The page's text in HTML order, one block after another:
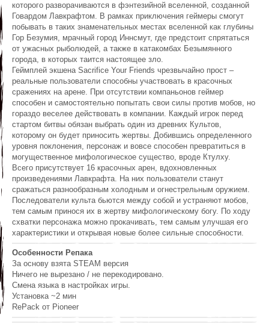
которого разворачиваются в фэнтезийной вселенной, созданной
Говардом Лавкрафтом. В рамках приключения геймеры смогут
побывать в таких знаменательных местах вселенной как глубины
Гор Безумия, мрачный город Иннсмут, где предстоит спрятаться
от ужасных рыболюдей, а также в катакомбах Безымянного
города, в которых таится настоящее зло.
Геймплей экшена Sacrifice Your Friends чрезвычайно прост –
реальные пользователи способны участвовать в красочных
сражениях на арене. При отсутствии компаньонов геймер
способен и самостоятельно попытать свои силы против мобов, но
гораздо веселее действовать в компании. Каждый игрок перед
стартом битвы обязан выбрать один из древних Культов,
которому он будет приносить жертвы. Добившись определенного
уровня поклонения, персонаж и вовсе способен превратиться в
могущественное мифологическое существо, вроде Ктулху.
Всего присутствует 16 красочных арен, вдохновленных
произведениями Лавкрафта. На них пользователи станут
сражаться разнообразным холодным и огнестрельным оружием.
Последователи культа бьются между собой и устраняют мобов,
тем самым принося их в жертву мифологическому богу. По ходу
схватки персонажа можно прокачивать, тем самым улучшая его
характеристики и открывая новые более сильные способности.
Особенности Репака
За основу взята STEAM версия
Ничего не вырезано / не перекодировано.
Смена языка в настройках игры.
Установка ~2 мин
RePack от Pioneer